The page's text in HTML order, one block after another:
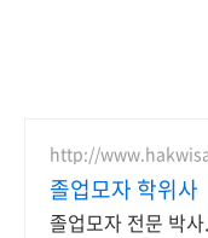
http://
졸업모자 학위사
졸업모자 전문 박